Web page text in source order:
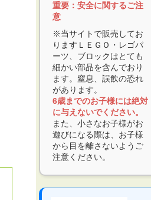
重要：安全に関するご注
意
※当サイトで販売してお
りますＬＥＧＯ・レゴパ
ーツ、ブロックはとても
細かい部品を含んでおり
ます。窒息、誤飲の恐れ
があります。
6歳までのお子様には絶対
に与えないでください。
また、小さなお子様がお
遊びになる際は、お子様
から目を離さないようご
注意ください。